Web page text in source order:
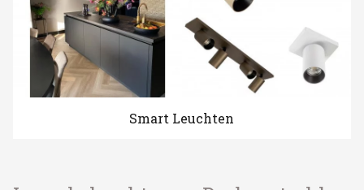
Smart Leuchten